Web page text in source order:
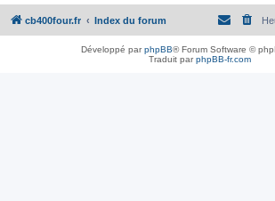
cb400four.fr Index du forum
Développé parphpBB® Forum Software ©
Traduit parphpBB-fr.com